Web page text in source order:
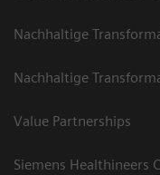
Nachhaltige
Nachhaltige
Value Partnerships
Siemens Healthineers